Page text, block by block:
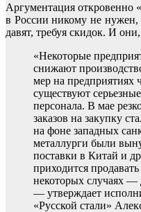
Аргументация откровенно
в России никому не
давят, требуя скидок. И
«Некоторые
снижают
мер на предприятиях
существуют
персонала. В мае
заказов на закупку
на фоне западных
металлурги были
поставки в Китай и
приходится
некоторых случаях —
— утверждает
«Русской стали»